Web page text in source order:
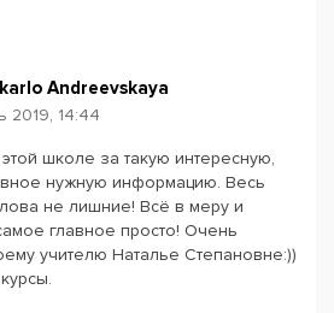
Powered byLeaflet— © Google 2026
Andreevskaya
2019, 14:44
школе за такую интересную,
нужную информацию. Весь
не лишние! Всё в меру и
главное просто! Очень
учителю Наталье Степановне:))